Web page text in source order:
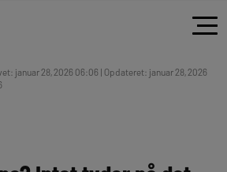
januar 28, 2026 06:06 | Opdateret: januar 28, 2026